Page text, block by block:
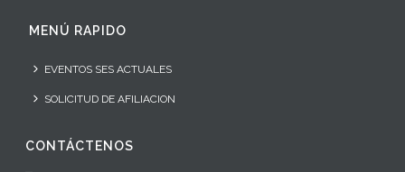
MENÚ RAPIDO
EVENTOS SES ACTUALES
SOLICITUD DE AFILIACION
CONTÁCTENOS